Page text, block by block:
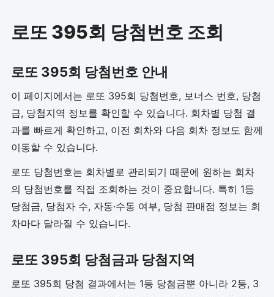
로또 395회 당첨번호 조회
로또 395회 당첨번호 안내
이 페이지에서는 로또 395회 당첨번호, 보너스 번호, 당첨
금, 당첨지역 정보를 확인할 수 있습니다. 회차별 당첨 결
과를 빠르게 확인하고, 이전 회차와 다음 회차 정보도 함께
이동할 수 있습니다.
로또 당첨번호는 회차별로 관리되기 때문에 원하는 회차
의 당첨번호를 직접 조회하는 것이 중요합니다. 특히 1등
당첨금, 당첨자 수, 자동·수동 여부, 당첨 판매점 정보는 회
차마다 달라질 수 있습니다.
로또 395회 당첨금과 당첨지역
로또 395회 당첨 결과에서는 1등 당첨금뿐 아니라 2등, 3